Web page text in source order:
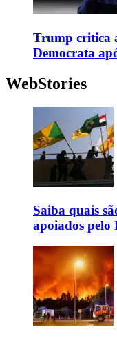
Trump critica
Democrata
WebStories
Saiba quais
apoiados